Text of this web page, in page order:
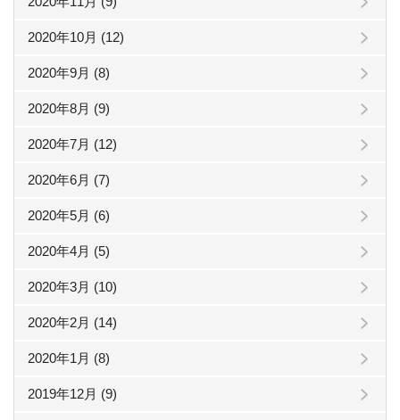
2020年10月 (12)
2020年9月 (8)
2020年8月 (9)
2020年7月 (12)
2020年6月 (7)
2020年5月 (6)
2020年4月 (5)
2020年3月 (10)
2020年2月 (14)
2020年1月 (8)
2019年12月 (9)